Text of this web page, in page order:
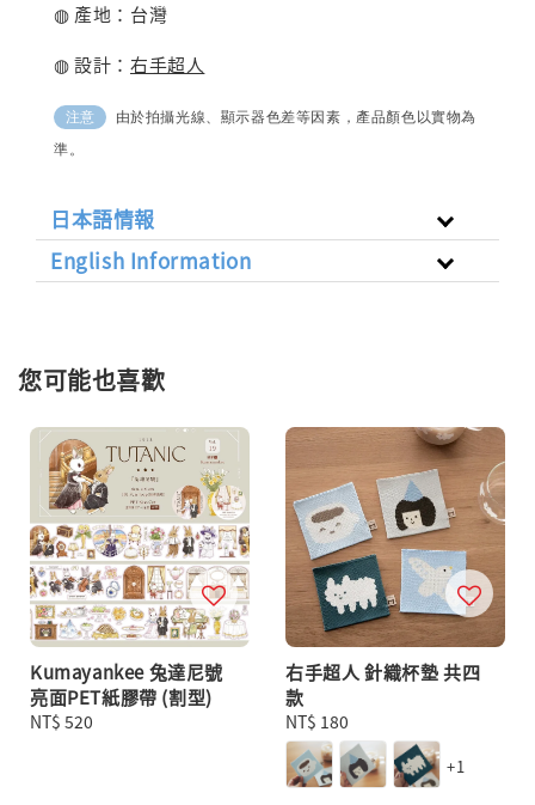
◍ 產地：台灣
◍ 設計： 右手超人
注意
由於拍攝光線、顯示器色差等因素，產品顏色以實物為
準。
日本語情報
English Information
您可能也喜歡
Kumayankee 兔達尼號
亮面PET紙膠帶 (割型)
Regular
NT$ 520
右手超人 針織杯墊 共四
款
Regular
price
NT$ 180
+1